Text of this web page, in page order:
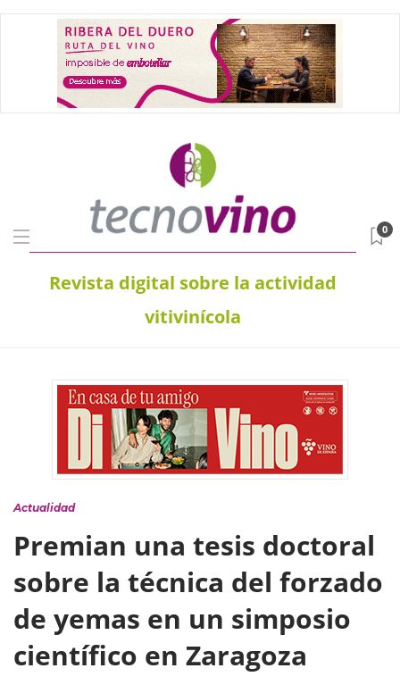
Revista digital sobre la actividad
vitivinícola
0
Actualidad
Premian una tesis doctoral
sobre la técnica del forzado
de yemas en un simposio
científico en Zaragoza